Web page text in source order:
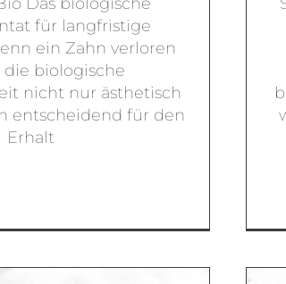
für langfristige
ein Zahn verloren
die biologische
nicht nur ästhetisch
entscheidend für den
Erhalt